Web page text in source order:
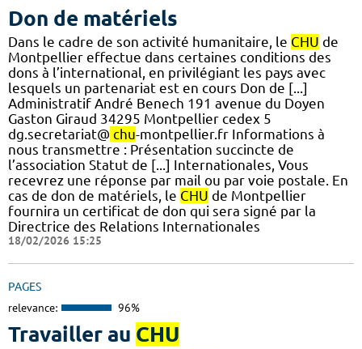
Don de matériels
Dans le cadre de son activité humanitaire, le CHU de
Montpellier effectue dans certaines conditions des
dons à l’international, en privilégiant les pays avec
lesquels un partenariat est en cours Don de [...]
Administratif André Benech 191 avenue du Doyen
Gaston Giraud 34295 Montpellier cedex 5
dg.secretariat@ chu-montpellier.fr Informations à
nous transmettre : Présentation succincte de
l’association Statut de [...] Internationales, Vous
recevrez une réponse par mail ou par voie postale. En
cas de don de matériels, le CHU de Montpellier
fournira un certificat de don qui sera signé par la
Directrice des Relations Internationales
18/02/2026 15:25
PAGES
relevance: 96%
Travailler au CHU